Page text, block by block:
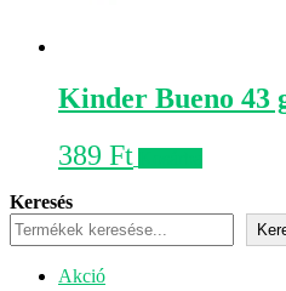
Kinder Bueno 43
389 Ft
Keresés
AkcióAkciós